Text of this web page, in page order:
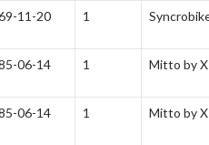
11-20 1
06-14 1 Mitto by
06-14 1 Mitto by